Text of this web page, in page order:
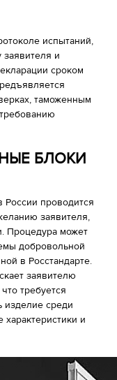
испытаний,
заявителя и
сроком
таможенным
БЛОКИ
России проводится
заявителя,
Процедура может
добровольной
в Росстандарте.
заявителю
требуется
изделие среди
характеристики и